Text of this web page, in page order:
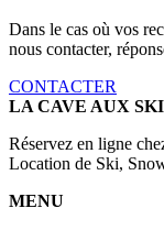
Dans le cas où vos
nous contacter,
CONTACTER
LA CAVE AUX
Réservez en ligne
Location de Ski,
MENU